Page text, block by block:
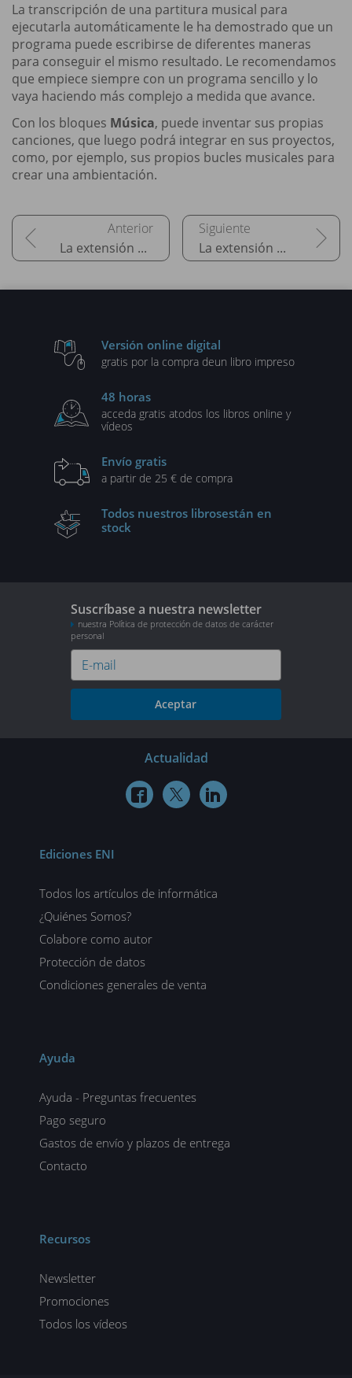
La transcripción de una partitura musical para
ejecutarla automáticamente le ha demostrado que un
programa puede escribirse de diferentes maneras
para conseguir el mismo resultado. Le recomendamos
que empiece siempre con un programa sencillo y lo
vaya haciendo más complejo a medida que avance.
Con los bloques Música, puede inventar sus propias
canciones, que luego podrá integrar en sus proyectos,
como, por ejemplo, sus propios bucles musicales para
crear una ambientación.
La extensión Lápiz La extensión Sensor de vídeo
Versión online digital
gratis por la compra deun libro impreso
48 horas
acceda gratis atodos los libros online y
vídeos
Envío gratis
a partir de 25 € de compra
Todos nuestros librosestán en
stock
Suscríbase a nuestra newsletter
nuestra Política de protección de datos de carácter
personal
Aceptar
Actualidad
  
Ediciones ENI
Todos los artículos de informática
¿Quiénes Somos?
Colabore como autor
Protección de datos
Condiciones generales de venta
Ayuda
Ayuda - Preguntas frecuentes
Pago seguro
Gastos de envío y plazos de entrega
Contacto
Recursos
Newsletter
Promociones
Todos los vídeos